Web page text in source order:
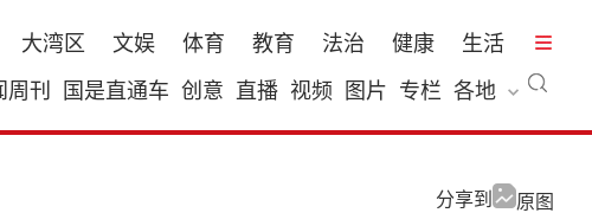
大湾区 文娱 体育 教育 法治 健康
生活
周刊 国是直通车 创意 直播 视频 图片 专栏 各地
原图
分享到